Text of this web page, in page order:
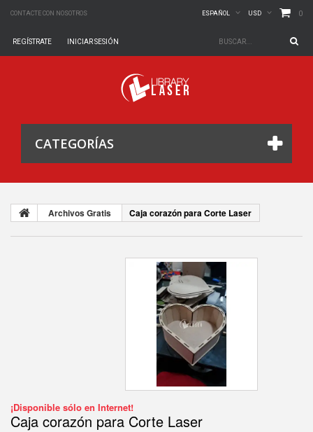
CONTACTE CON NOSOTROS 0
USD
ESPAÑOL
INICIAR SESIÓN
REGÍSTRATE
CATEGORÍAS
Archivos Gratis Caja corazón para Corte Laser
¡Disponible sólo en Internet!
Caja corazón para Corte Laser